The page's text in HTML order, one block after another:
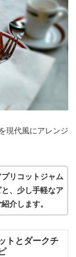
現代風にアレンジ
リコットジャム
、少し手軽なア
介します。
トとダークチ